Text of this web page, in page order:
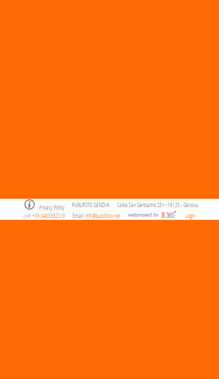
Privacy Policy PUBLIFOTO GENOVA
Salita San Gerolamo 28 r - 16125 - Genova
Cell. +39.3483392319 Email:info@publifoto.net Login